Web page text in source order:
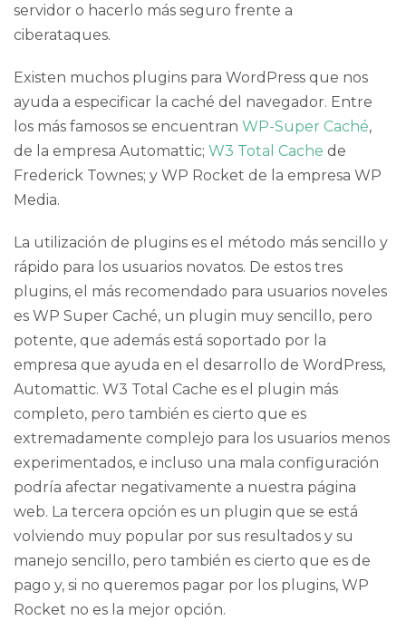
servidor o hacerlo más seguro frente a
ciberataques.
Existen muchos plugins para WordPress que nos
ayuda a especificar la caché del navegador. Entre
los más famosos se encuentran WP-Super Caché,
de la empresa Automattic; W3 Total Cache de
Frederick Townes; y WP Rocket de la empresa WP
Media.
La utilización de plugins es el método más sencillo y
rápido para los usuarios novatos. De estos tres
plugins, el más recomendado para usuarios noveles
es WP Super Caché, un plugin muy sencillo, pero
potente, que además está soportado por la
empresa que ayuda en el desarrollo de WordPress,
Automattic. W3 Total Cache es el plugin más
completo, pero también es cierto que es
extremadamente complejo para los usuarios menos
experimentados, e incluso una mala configuración
podría afectar negativamente a nuestra página
web. La tercera opción es un plugin que se está
volviendo muy popular por sus resultados y su
manejo sencillo, pero también es cierto que es de
pago y, si no queremos pagar por los plugins, WP
Rocket no es la mejor opción.